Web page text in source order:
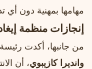
مهامها بمهنية دون
إنجازات منظمة
من جانبها، أكدت
وانديرا كازيبوي، أن